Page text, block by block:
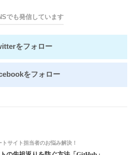
でも発信しています
をフォロー
をフォロー
トサイト担当者のお悩み解決！